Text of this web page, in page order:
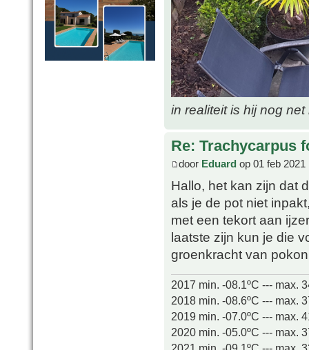
in realiteit is hij nog
Re: Trachycarpus
door Eduard op 01 feb 2021
Hallo, het kan zijn dat
als je de pot niet
met een tekort aan
laatste zijn kun je die
groenkracht van
2017 min. -08.1ºC --- max.
2018 min. -08.6ºC --- max.
2019 min. -07.0ºC --- max.
2020 min. -05.0ºC --- max.